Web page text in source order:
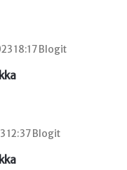
18:17 Blogit
12:37 Blogit